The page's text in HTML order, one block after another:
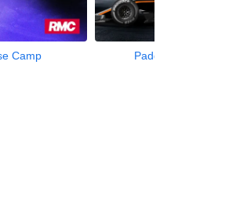
Camp Paddock Pass